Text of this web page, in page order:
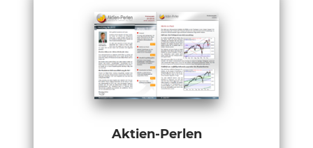
Aktien-Perlen